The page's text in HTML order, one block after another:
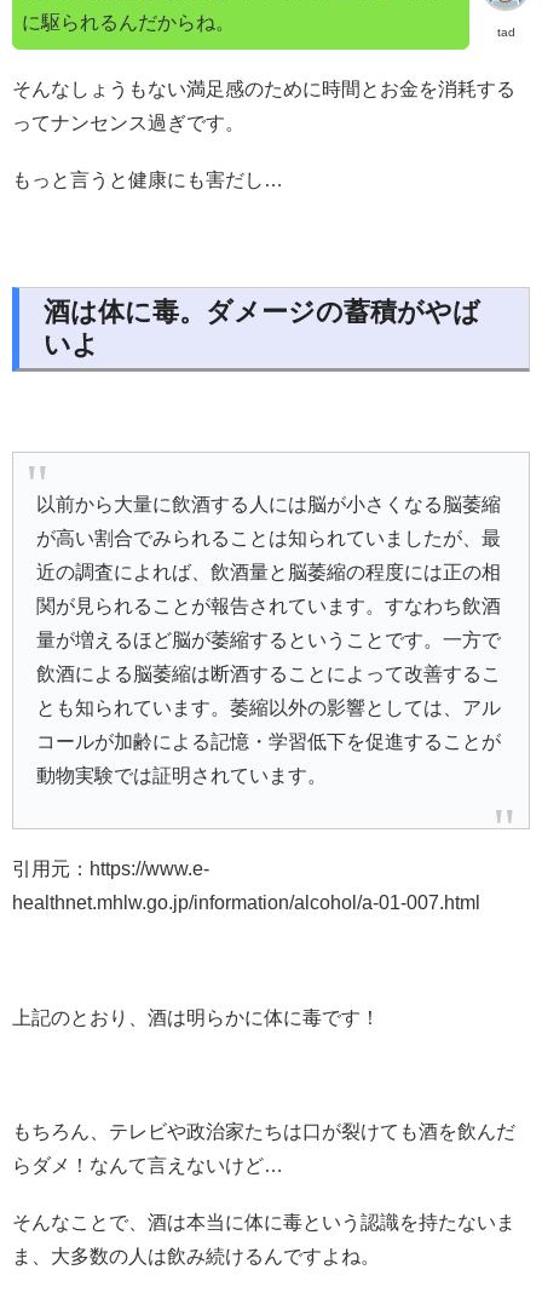
tad
に駆られるんだからね。
そんなしょうもない満足感のために時間とお金を消耗する
ってナンセンス過ぎです。
もっと言うと健康にも害だし…
酒は体に毒。ダメージの蓄積がやば
いよ
以前から大量に飲酒する人には脳が小さくなる脳萎縮
が高い割合でみられることは知られていましたが、最
近の調査によれば、飲酒量と脳萎縮の程度には正の相
関が見られることが報告されています。すなわち飲酒
量が増えるほど脳が萎縮するということです。一方で
飲酒による脳萎縮は断酒することによって改善するこ
とも知られています。萎縮以外の影響としては、アル
コールが加齢による記憶・学習低下を促進することが
動物実験では証明されています。
引用元：https://www.e-
healthnet.mhlw.go.jp/information/alcohol/a-01-007.html
上記のとおり、酒は明らかに体に毒です！
もちろん、テレビや政治家たちは口が裂けても酒を飲んだ
らダメ！なんて言えないけど…
そんなことで、酒は本当に体に毒という認識を持たないま
ま、大多数の人は飲み続けるんですよね。